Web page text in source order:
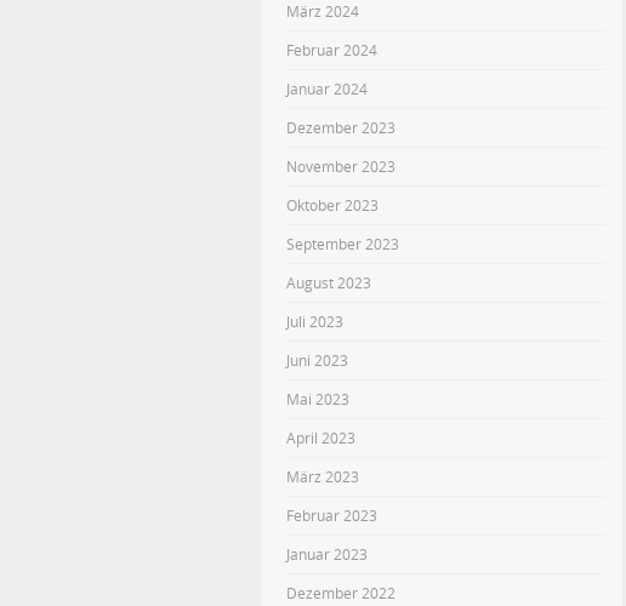
März 2024
Februar 2024
Januar 2024
Dezember 2023
November 2023
Oktober 2023
September 2023
August 2023
Juli 2023
Juni 2023
Mai 2023
April 2023
März 2023
Februar 2023
Januar 2023
Dezember 2022